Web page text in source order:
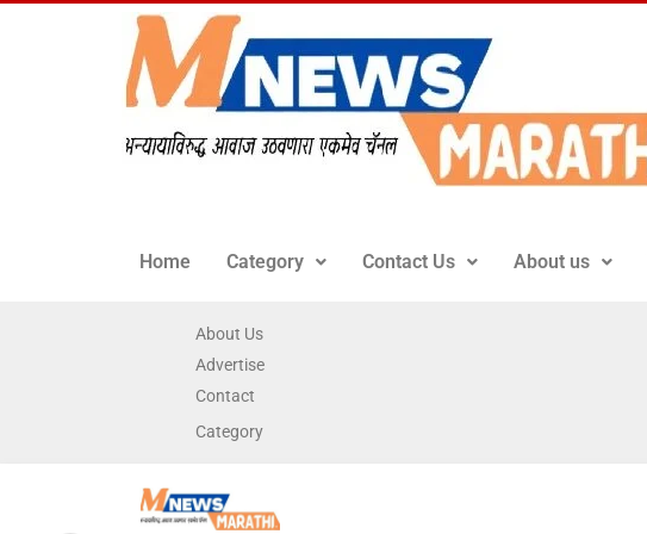
Home Category Contact Us About us
About Us
Advertise
Contact
Category